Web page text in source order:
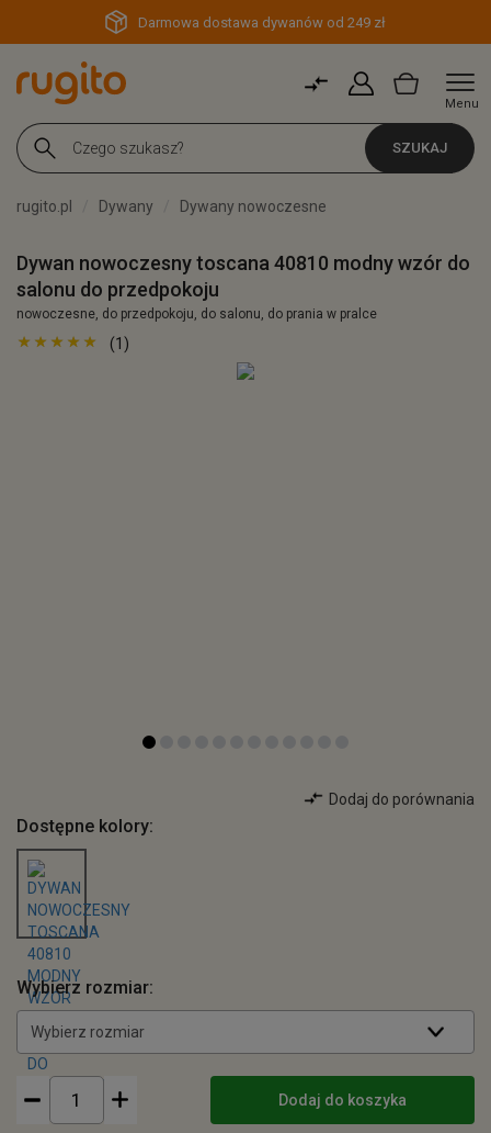
Darmowa dostawa dywanów od 249 zł
Menu
SZUKAJ
rugito.pl Dywany Dywany nowoczesne
Dywan nowoczesny toscana 40810 modny wzór do
salonu do przedpokoju
nowoczesne, do przedpokoju, do salonu, do prania w pralce
(1)
Dodaj do porównania
Dostępne kolory:
Wybierz rozmiar:
Wybierz rozmiar
Dodaj do koszyka